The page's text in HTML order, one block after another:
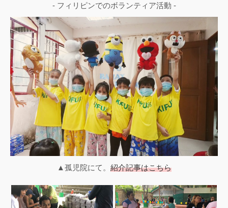
- フィリピンでのボランティア活動 -
▲孤児院にて。 紹介記事はこちら